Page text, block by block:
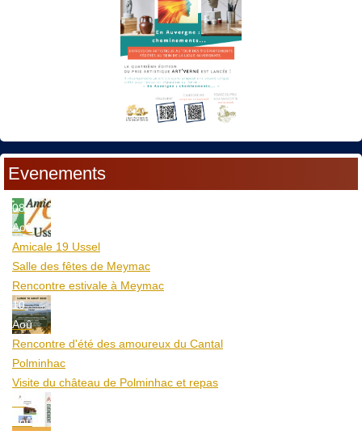
Evenements
08
Aoû
Amicale 19 Ussel
Salle des fêtes de Meymac
Rencontre estivale à Meymac
10
Aoû
Rencontre d'été des amoureux du Cantal
Polminhac
Visite du château de Polminhac et repas
12
Aoû